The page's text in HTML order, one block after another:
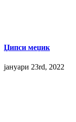
Џипси меџик
јануари 23rd, 2022